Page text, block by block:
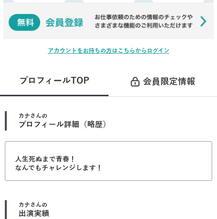
アカウントをお持ちの方はこちらからログイン
プロフィールTOP 会員限定情報
カナ さんの
プロフィール詳細（略歴）
人生死ぬまで青春！
なんでもチャレンジします！
カナ さんの
出演実績